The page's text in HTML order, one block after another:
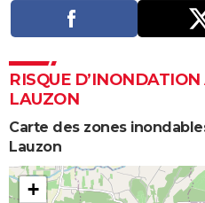
RISQUE
LAUZON
Carte des zones
Lauzon
+